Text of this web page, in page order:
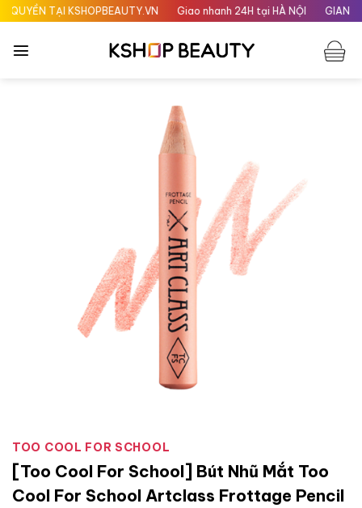
Chuyển
đến
nội
TẠI KSHOPBEAUTY.VN Giao nhanh 24H tại HÀ NỘI GIAN
TOO COOL FOR SCHOOL
[Too Cool For School] Bút Nhũ Mắt Too
Cool For School Artclass Frottage Pencil